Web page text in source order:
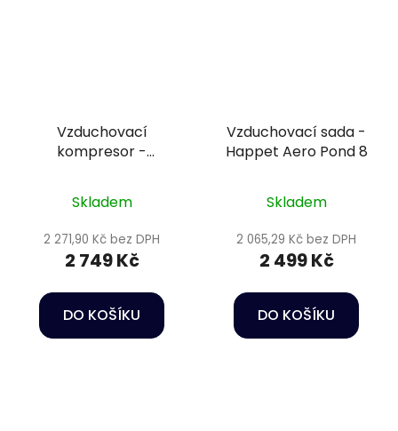
Vzduchovací
kompresor -
Skladem
2 271,90 Kč bez DPH
2 749 Kč
DO KOŠÍKU
Vzduchovací sada -
Happet Aero Pond 8
Skladem
2 065,29 Kč bez DPH
2 499 Kč
DO KOŠÍKU